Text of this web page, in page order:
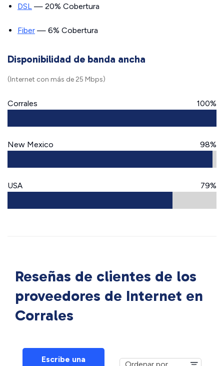
DSL — 20% Cobertura
Fiber — 6% Cobertura
Disponibilidad de banda ancha
(Internet con más de 25 Mbps)
Corrales 100%
New Mexico 98%
USA 79%
Reseñas de clientes de los
proveedores de Internet en
Corrales
Escribe una